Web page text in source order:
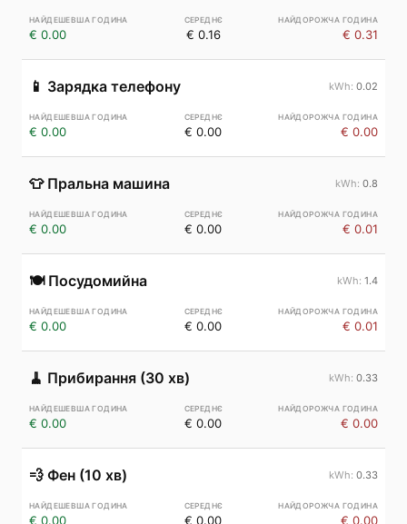
€ 0.00 € 0.16 € 0.31
📱 Зарядка телефону 0.02
€ 0.00 € 0.00 € 0.00
👕 Пральна машина 0.8
€ 0.00 € 0.00 € 0.01
🍽️ Посудомийна 1.4
€ 0.00 € 0.00 € 0.01
🧹 Прибирання (30 хв) 0.33
€ 0.00 € 0.00 € 0.00
💨 Фен (10 хв) 0.33
€ 0.00 € 0.00 € 0.00